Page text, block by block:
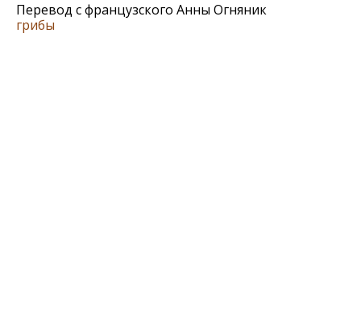
Перевод с французского Анны Огняник
грибы